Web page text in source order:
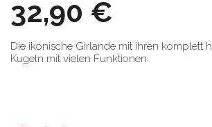
32,90 €
Die ikonische Girlande mit ihren komplett
Kugeln mit vielen Funktionen.